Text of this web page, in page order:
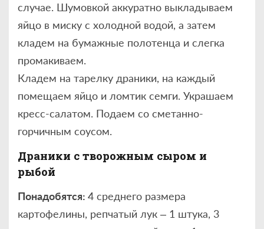
случае. Шумовкой аккуратно выкладываем
яйцо в миску с холодной водой, а затем
кладем на бумажные полотенца и слегка
промакиваем.
Кладем на тарелку драники, на каждый
помещаем яйцо и ломтик семги. Украшаем
кресс-салатом. Подаем со сметанно-
горчичным соусом.
Драники с творожным сыром и
рыбой
Понадобятся: 4 среднего размера
картофелины, репчатый лук – 1 штука, 3